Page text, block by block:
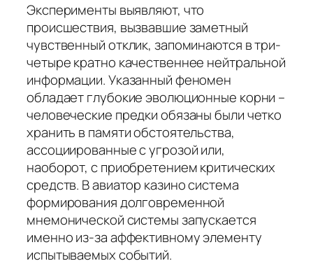
Эксперименты выявляют, что
происшествия, вызвавшие заметный
чувственный отклик, запоминаются в три-
четыре кратно качественнее нейтральной
информации. Указанный феномен
обладает глубокие эволюционные корни –
человеческие предки обязаны были четко
хранить в памяти обстоятельства,
ассоциированные с угрозой или,
наоборот, с приобретением критических
средств. В авиатор казино система
формирования долговременной
мнемонической системы запускается
именно из-за аффективному элементу
испытываемых событий.